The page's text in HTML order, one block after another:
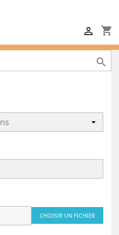
shopping_cart


CHOISIR UN FICHIER